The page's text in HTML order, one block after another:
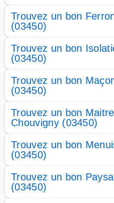
Trouvez un bon
(03450)
Trouvez un bon
(03450)
Trouvez un bon
(03450)
Trouvez un bon
Chouvigny (03450)
Trouvez un bon
(03450)
Trouvez un bon
(03450)